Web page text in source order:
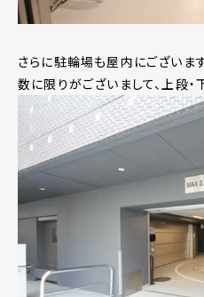
さらに駐輪場も屋内にございます
数に限りがございまして、上段